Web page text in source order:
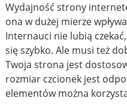
Wydajność strony
ona w dużej mierze
Internauci nie lubią
się szybko. Ale musi też
Twoja strona jest
rozmiar czcionek jest
elementów można